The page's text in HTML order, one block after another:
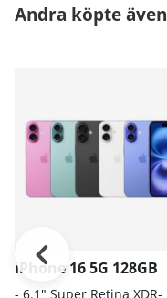
Andra köpte även
iPhone 16 5G 128GB
- 6.1″ Super Retina XDR-